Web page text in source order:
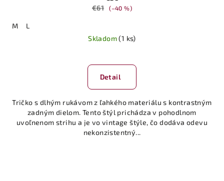
€61
(–40 %)
M
L
Skladom(1 ks)
hodnotenie
produktu
z
5
hviezdičiek.
Detail
Tričko s dlhým rukávom z ľahkého materiálu s kontrastným
zadným dielom. Tento štýl prichádza v pohodlnom
uvoľnenom strihu a je vo vintage štýle, čo dodáva odevu
nekonzistentný...